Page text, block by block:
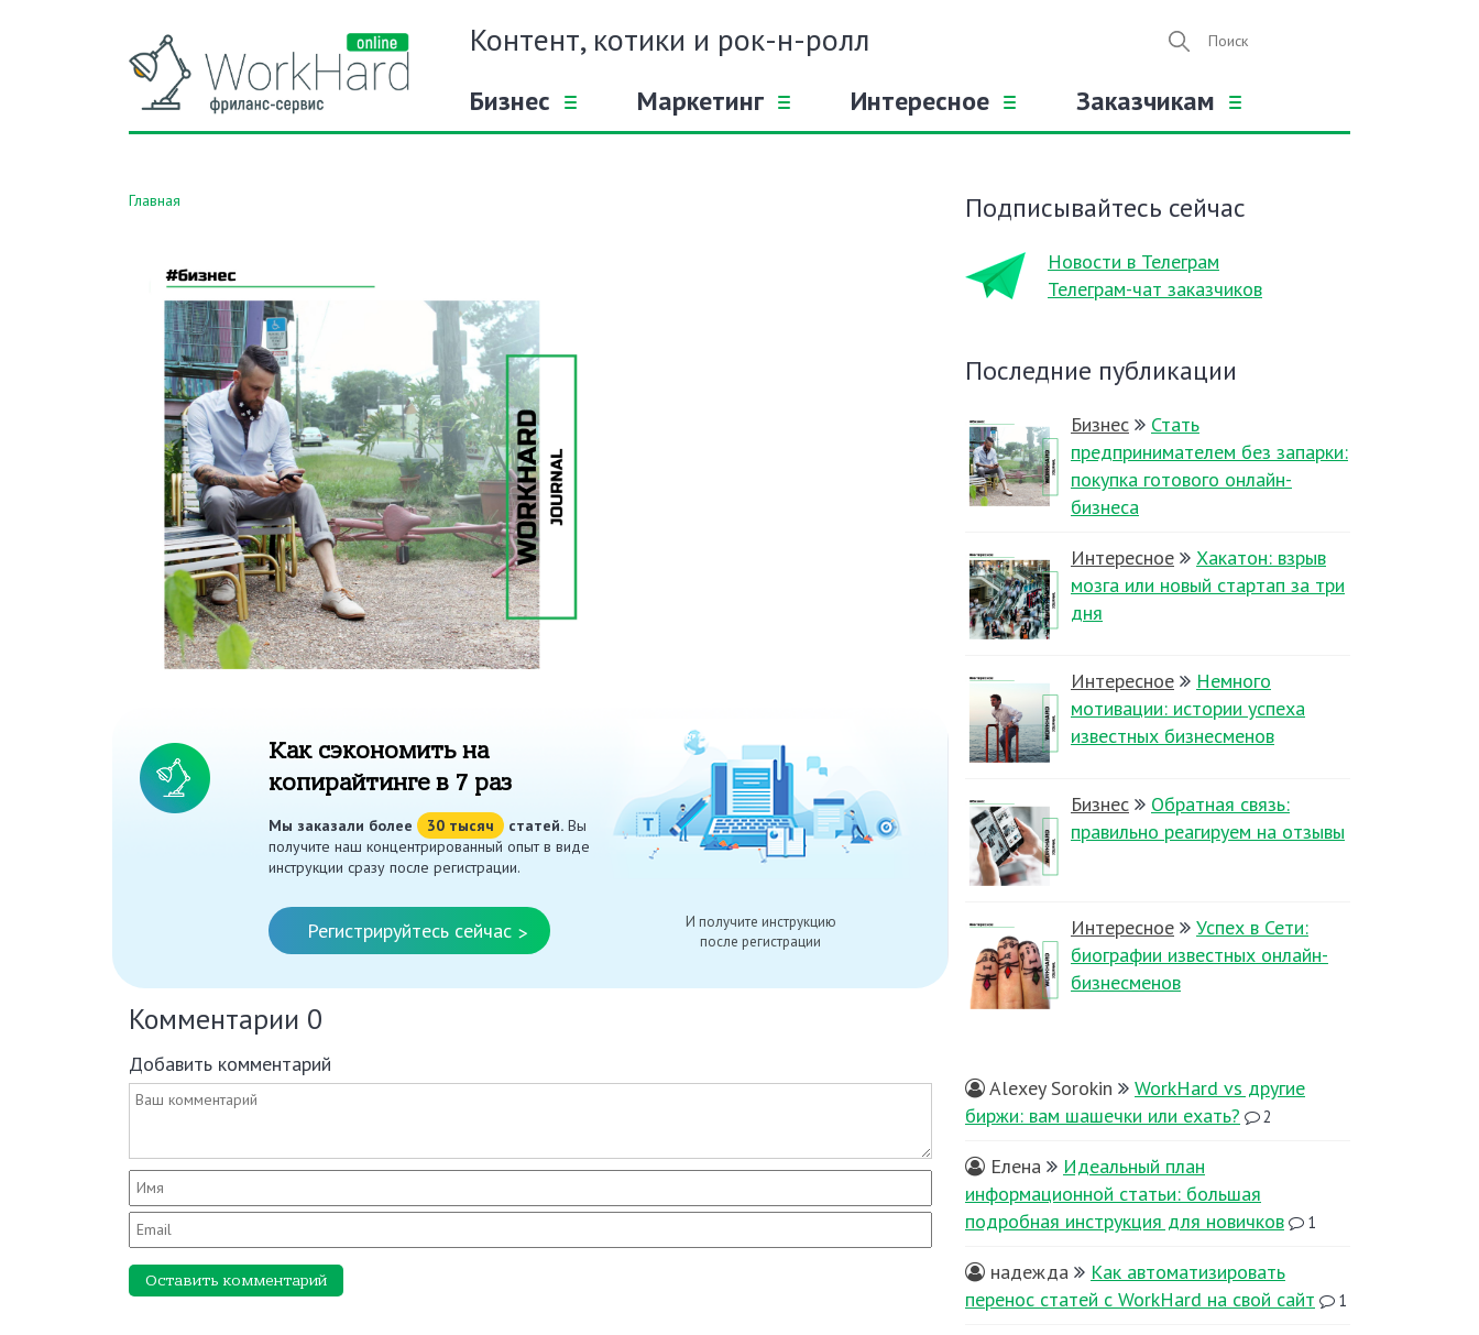
Контент, котики и рок-н-ролл
Бизнес Маркетинг Интересное Заказчикам
Главная
Как сэкономить на
копирайтинге в 7 раз
Мы заказали более 30 тысяч статей.Вы
получите наш концентрированный опыт в виде
инструкции сразу после регистрации.
Регистрируйтесь сейчас >
И получите инструкцию
после регистрации
Комментарии 0
Добавить комментарий
Оставить комментарий
Подписывайтесь сейчас
Новости в Телеграм
Телеграм-чат заказчиков
Последние публикации
Бизнес
Стать
предпринимателем без запарки:
покупка готового онлайн-
бизнеса
Интересное
Хакатон: взрыв
мозга или новый стартап за три
дня
Интересное
Немного
мотивации: истории успеха
известных бизнесменов
Бизнес
Обратная связь:
правильно реагируем на отзывы
Интересное
Успех в Сети:
биографии известных онлайн-
бизнесменов
Alexey Sorokin
WorkHard vs другие
биржи: вам шашечки или ехать?
2
Елена
Идеальный план
информационной статьи: большая
подробная инструкция для новичков
1
надежда
Как автоматизировать
перенос статей с WorkHard на свой сайт
1